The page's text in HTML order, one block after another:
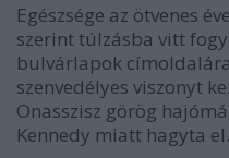
Egészsége az ötvenes
szerint túlzásba vitt
bulvárlapok
szenvedélyes viszonyt
Onasszisz görög
Kennedy miatt hagyta el.